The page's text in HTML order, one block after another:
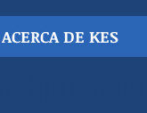
ACERCA DE KES